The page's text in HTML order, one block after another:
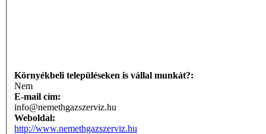
Környékbeli településeken is vállal munkát?:
Nem
E-mail cím:
info@nemethgazszerviz.hu
Weboldal:
http://www.nemethgazszerviz.hu